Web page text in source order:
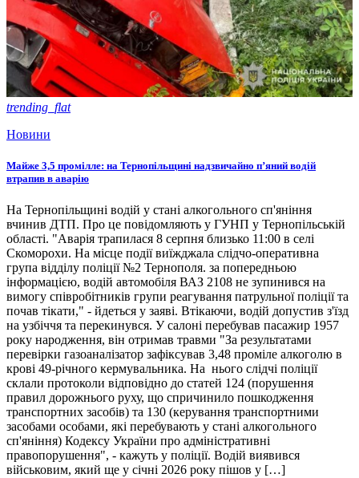
trending_flat
Новини
Майже 3,5 промілле: на Тернопільщині надзвичайно п’яний водій
втрапив в аварію
На Тернопільщині водій у стані алкогольного сп'яніння
вчинив ДТП. Про це повідомляють у ГУНП у Тернопільській
області. "Аварія трапилася 8 серпня близько 11:00 в селі
Скоморохи. На місце події виїжджала слідчо-оперативна
група відділу поліції №2 Тернополя. за попередньою
інформацією, водій автомобіля ВАЗ 2108 не зупинився на
вимогу співробітників групи реагування патрульної поліції та
почав тікати," - йдеться у заяві. Втікаючи, водій допустив з'їзд
на узбіччя та перекинувся. У салоні перебував пасажир 1957
року народження, він отримав травми "За результатами
перевірки газоаналізатор зафіксував 3,48 проміле алкоголю в
крові 49-річного кермувальника. На нього слідчі поліції
склали протоколи відповідно до статей 124 (порушення
правил дорожнього руху, що спричинило пошкодження
транспортних засобів) та 130 (керування транспортними
засобами особами, які перебувають у стані алкогольного
сп'яніння) Кодексу України про адміністративні
правопорушення", - кажуть у поліції. Водій виявився
військовим, який ще у січні 2026 року пішов у […]